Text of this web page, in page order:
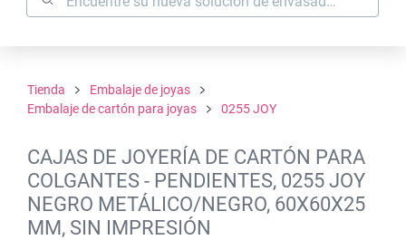
Tienda
Embalaje de joyas
Embalaje de cartón para joyas
0255 JOY
CAJAS DE JOYERÍA DE CARTÓN PARA
COLGANTES - PENDIENTES, 0255 JOY
NEGRO METÁLICO/NEGRO, 60X60X25
MM, SIN IMPRESIÓN